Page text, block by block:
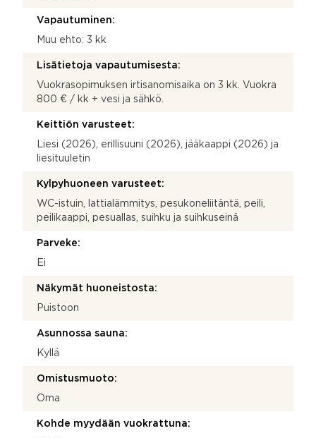
Vapautuminen:
Muu ehto: 3 kk
Lisätietoja vapautumisesta:
Vuokrasopimuksen irtisanomisaika on 3 kk. Vuokra
800 € / kk + vesi ja sähkö.
Keittiön varusteet:
Liesi (2026), erillisuuni (2026), jääkaappi (2026) ja
liesituuletin
Kylpyhuoneen varusteet:
WC-istuin, lattialämmitys, pesukoneliitäntä, peili,
peilikaappi, pesuallas, suihku ja suihkuseinä
Parveke:
Ei
Näkymät huoneistosta:
Puistoon
Asunnossa sauna:
Kyllä
Omistusmuoto:
Oma
Kohde myydään vuokrattuna: